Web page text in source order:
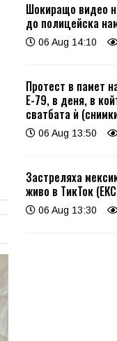
Шокиращо видео
до полицейска
06 Aug 14:10
Протест в памет
Е-79, в деня, в
сватбата ѝ
06 Aug 13:50
Застреляха
живо в ТикТок
06 Aug 13:30